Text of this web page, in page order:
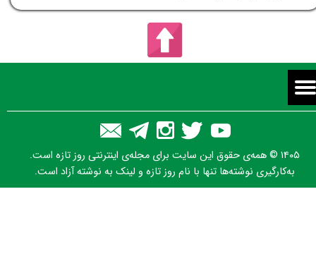
۱۴۰۵ © همه‌ی حقوق این سایت برای مجله‌ی اینترنتی روز تازه است.
به‌کارگیری نوشته‌ها تنها با نام روز تازه و لینک به نوشته آزاد است.